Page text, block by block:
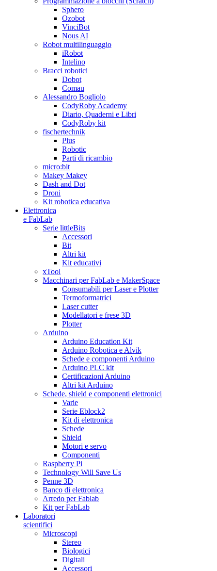
Sphero
Ozobot
VinciBot
Nous AI
Robot multilinguaggio
iRobot
Intelino
Bracci robotici
Dobot
Comau
Alessandro Bogliolo
CodyRoby Academy
Diario, Quaderni e Libri
CodyRoby kit
fischertechnik
Plus
Robotic
Parti di ricambio
micro:bit
Makey Makey
Dash and Dot
Droni
Kit robotica educativa
Elettronica
e FabLab
Serie littleBits
Accessori
Bit
Altri kit
Kit educativi
xTool
Macchinari per FabLab e MakerSpace
Consumabili per Laser e Plotter
Termoformatrici
Laser cutter
Modellatori e frese 3D
Plotter
Arduino
Arduino Education Kit
Arduino Robotica e Alvik
Schede e componenti Arduino
Arduino PLC kit
Certificazioni Arduino
Altri kit Arduino
Schede, shield e componenti elettronici
Varie
Serie Eblock2
Kit di elettronica
Schede
Shield
Motori e servo
Componenti
Raspberry Pi
Technology Will Save Us
Penne 3D
Banco di elettronica
Arredo per Fablab
Kit per FabLab
Laboratori
scientifici
Microscopi
Stereo
Biologici
Digitali
Accessori